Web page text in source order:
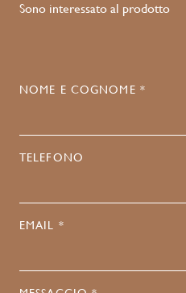
Sono interessato al prodotto
NOME E COGNOME *
TELEFONO
EMAIL *